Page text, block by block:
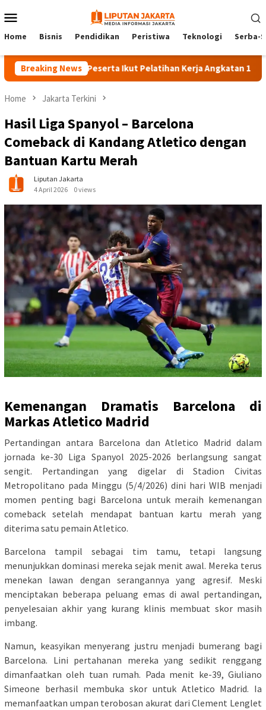
to
Menu
Home Bisnis Pendidikan Peristiwa Teknologi Serba-
Breaking News
140 Peserta Ikut Pelatihan Kerja Angkatan 1 di PPKD
Home Jakarta Terkini
Hasil Liga Spanyol – Barcelona
Comeback di Kandang Atletico dengan
Bantuan Kartu Merah
Liputan Jakarta
4 April 2026
0 views
Kemenangan Dramatis Barcelona di
Markas Atletico Madrid
Pertandingan antara Barcelona dan Atletico Madrid dalam
jornada ke-30 Liga Spanyol 2025-2026 berlangsung sangat
sengit. Pertandingan yang digelar di Stadion Civitas
Metropolitano pada Minggu (5/4/2026) dini hari WIB menjadi
momen penting bagi Barcelona untuk meraih kemenangan
comeback setelah mendapat bantuan kartu merah yang
diterima satu pemain Atletico.
Barcelona tampil sebagai tim tamu, tetapi langsung
menunjukkan dominasi mereka sejak menit awal. Mereka terus
menekan lawan dengan serangannya yang agresif. Meski
menciptakan beberapa peluang emas di awal pertandingan,
penyelesaian akhir yang kurang klinis membuat skor masih
imbang.
Namun, keasyikan menyerang justru menjadi bumerang bagi
Barcelona. Lini pertahanan mereka yang sedikit renggang
dimanfaatkan oleh tuan rumah. Pada menit ke-39, Giuliano
Simeone berhasil membuka skor untuk Atletico Madrid. Ia
memanfaatkan umpan terobosan akurat dari Clement Lenglet